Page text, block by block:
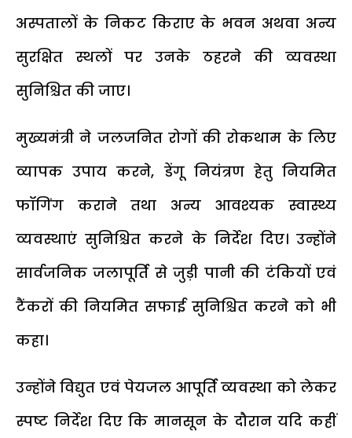
अस्पतालों के निकट किराए के भवन अथवा अन्य
सुरक्षित स्थलों पर उनके ठहरने की व्यवस्था
सुनिश्चित की जाए।
मुख्यमंत्री ने जलजनित रोगों की रोकथाम के लिए
व्यापक उपाय करने, डेंगू नियंत्रण हेतु नियमित
फॉगिंग कराने तथा अन्य आवश्यक स्वास्थ्य
व्यवस्थाएं सुनिश्चित करने के निर्देश दिए। उन्होंने
सार्वजनिक जलापूर्ति से जुड़ी पानी की टंकियों एवं
टैंकरों की नियमित सफाई सुनिश्चित करने को भी
कहा।
उन्होंने विद्युत एवं पेयजल आपूर्ति व्यवस्था को लेकर
स्पष्ट निर्देश दिए कि मानसून के दौरान यदि कहीं